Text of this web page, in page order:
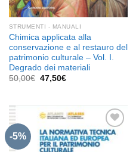
STRUMENTI - MANUALI
Chimica applicata alla
conservazione e al restauro del
patrimonio culturale – Vol. I.
Degrado dei materiali
50,00€ Il
50,00€.
47,50€Il
47,50€.
-5%